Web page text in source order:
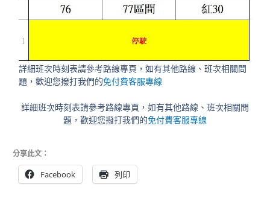
詳細班次時刻表請參考路線專頁，如有其他路線、班次相關問
題，歡迎您撥打我們的免付費客服專線
詳細班次時刻表請參考路線專頁，如有其他路線、班次相關問
題，歡迎您撥打我們的免付費客服專線
分享此文：
Facebook 列印